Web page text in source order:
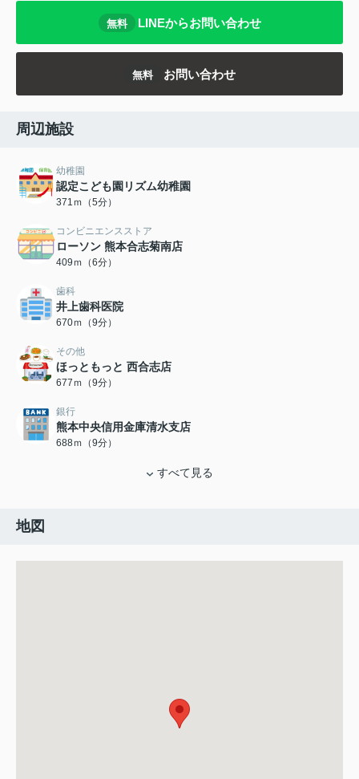
無料 LINEからお問い合わせ
無料 お問い合わせ
周辺施設
幼稚園
認定こども園リズム幼稚園
371ｍ（5分）
コンビニエンスストア
ローソン 熊本合志菊南店
409ｍ（6分）
歯科
井上歯科医院
670ｍ（9分）
その他
ほっともっと 西合志店
677ｍ（9分）
銀行
熊本中央信用金庫清水支店
688ｍ（9分）
すべて見る
地図